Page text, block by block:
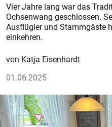
Vier Jahre lang war das
Ochsenwang geschlossen.
Ausflügler und Stammgäste
einkehren.
Katja Eisenhardt
01.06.2025